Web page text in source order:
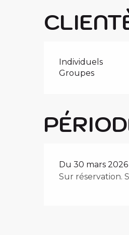
Individuels
Groupes
Du 30 mars
Sur réservation.